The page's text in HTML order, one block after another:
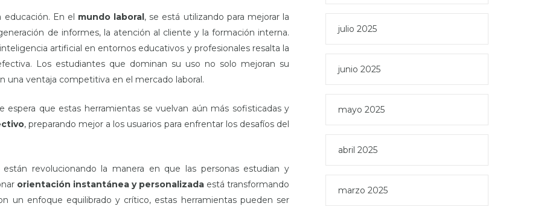
En el mundo laboral, se está utilizando para mejorar la
de informes, la atención al cliente y la formación interna.
artificial en entornos educativos y profesionales resalta la
Los estudiantes que dominan su uso no solo mejoran su
una ventaja competitiva en el mercado laboral.
que estas herramientas se vuelvan aún más sofisticadas y
, preparando mejor a los usuarios para enfrentar los desafíos del
revolucionando la manera en que las personas estudian y
orientación instantánea y personalizadaestá transformando
un enfoque equilibrado y crítico, estas herramientas pueden ser
julio 2025
junio 2025
mayo 2025
abril 2025
marzo 2025